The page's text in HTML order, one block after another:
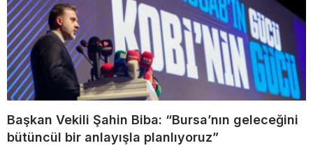
Başkan Vekili Şahin Biba: “Bursa’nın geleceğini
bütüncül bir anlayışla planlıyoruz”